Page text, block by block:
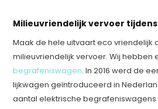
Milieuvriendelijk vervoer
Maak de hele uitvaart eco vriendelijk
milieuvriendelijk vervoer. Wij hebben
begrafeniswagen. In 2016 werd de
lijkwagen geïntroduceerd in
aantal elektrische